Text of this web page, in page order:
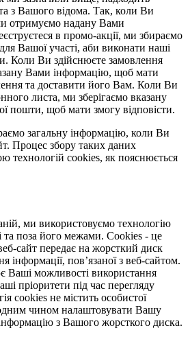
з Вашого відома. Так, коли Ви
отримуємо надану Вами
в промо-акції, ми збираємо
Вашої участі, аби виконати наші
Коли Ви здійснюєте замовлення
Вами інформацію, щоб мати
та доставити його Вам. Коли Ви
листа, ми зберігаємо вказану
пошти, щоб мати змогу відповісти.
загальну інформацію, коли Ви
Процес збору таких даних
технологій cookies, як пояснюється
ми використовуємо технологію
та поза його межами. Cookies - це
сайт передає на жорсткий диск
інформації, пов’язаної з веб-сайтом.
Ваші можливості використання
пріоритети під час перегляду
cookies не містить особистої
чином налаштовувати Вашу
з Вашого жорсткого диска.